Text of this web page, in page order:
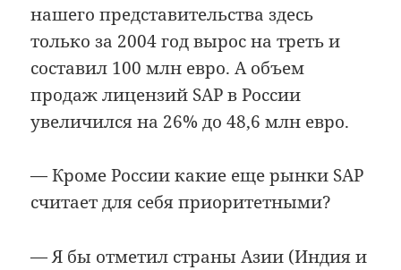
нашего представительства здесь
только за 2004 год вырос на треть и
составил 100 млн евро. А объем
продаж лицензий SAP в России
увеличился на 26% до 48,6 млн евро.
— Кроме России какие еще рынки SAP
считает для себя приоритетными?
— Я бы отметил страны Азии (Индия и